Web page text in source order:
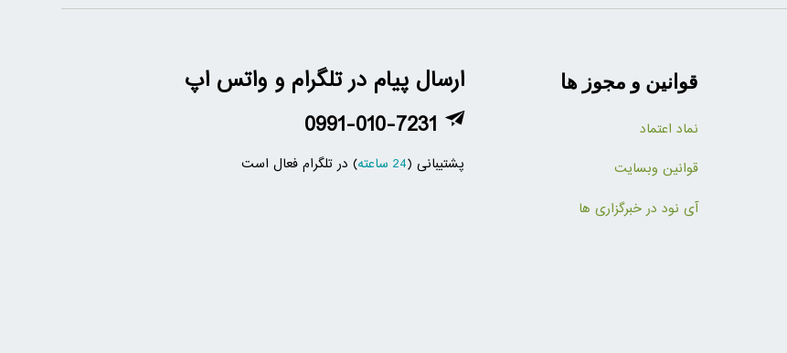
قوانین و مجوز ها
نماد اعتماد
قوانین وبسایت
آی نود در خبرگزاری ها
ارسال پیام در تلگرام و واتس اپ
0991-010-7231
پشتیبانی (24 ساعته ) در تلگرام فعال است